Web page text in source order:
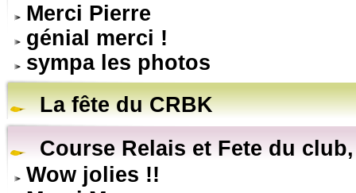
Merci Pierre
génial merci !
sympa les photos
La fête du CRBK
Course Relais et Fete du
Wow jolies !!